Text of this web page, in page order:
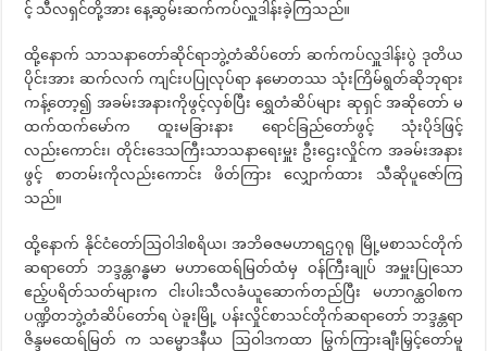
င့် သီလရှင်တို့အား နေ့ဆွမ်းဆက်ကပ်လှူဒါန်းခဲ့ကြသည်။
ထို့နောက် သာသနာတော်ဆိုင်ရာဘွဲ့တံဆိပ်တော် ဆက်ကပ်လှူဒါန်းပွဲ ဒုတိယ
ပိုင်းအား ဆက်လက် ကျင်းပပြုလုပ်ရာ နမောတဿ သုံးကြိမ်ရွတ်ဆိုဘုရား
ကန့်တော့၍ အခမ်းအနားကိုဖွင့်လှစ်ပြီး ရွှေတံဆိပ်များ ဆုရှင် အဆိုတော် မ
ထက်ထက်မော်က ထူးမခြားနား ရောင်ခြည်တော်ဖွင့် သုံးပိုဒ်ဖြင့်
လည်းကောင်း၊ တိုင်းဒေသကြီးသာသနာရေးမှူး ဦးဌေးလှိုင်က အခမ်းအနား
ဖွင့် စာတမ်းကိုလည်းကောင်း ဖိတ်ကြား လျှောက်ထား သီဆိုပူဇော်ကြ
သည်။
ထို့နောက် နိုင်ငံတော်ဩဝါဒါစရိယ၊ အဘိဓဇမဟာရဌဂုရု မြို့မစာသင်တိုက်
ဆရာတော် ဘဒ္ဒန္တဂန္ဓမာ မဟာထေရ်မြတ်ထံမှ ဝန်ကြီးချုပ် အမှူးပြုသော
ဧည့်ပရိတ်သတ်များက ငါးပါးသီလခံယူဆောက်တည်ပြီး မဟာဂန္ထဝါစက
ပဏ္ဍိတဘွဲ့တံဆိပ်တော်ရ ပဲခူးမြို့ ပန်းလှိုင်စာသင်တိုက်ဆရာတော် ဘဒ္ဒန္တရာ
ဇိန္ဒမထေရ်မြတ် က သမ္မောဒနီယ ဩဝါဒကထာ မြွက်ကြားချီးမြှင့်တော်မူ